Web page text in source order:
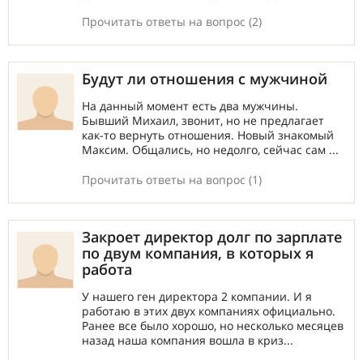
Прочитать ответы на вопрос (2)
Будут ли отношения с мужчиной
На данный момент есть два мужчины.
Бывший Михаил, звонит, но не предлагает
как-то вернуть отношения. Новый знакомый
Максим. Общались, но недолго, сейчас сам ...
Прочитать ответы на вопрос (1)
Закроет директор долг по зарплате
по двум компания, в которых я
работа
У нашего ген директора 2 компании. И я
работаю в этих двух компаниях официально.
Ранее все было хорошо, но несколько месяцев
назад наша компания вошла в криз...